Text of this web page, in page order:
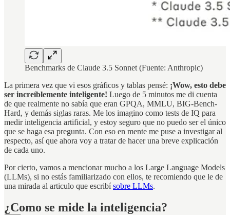
Benchmarks de Claude 3.5 Sonnet (Fuente: Anthropic)
La primera vez que vi esos gráficos y tablas pensé: ¡Wow, esto debe
ser increíblemente inteligente! Luego de 5 minutos me di cuenta
de que realmente no sabía que eran GPQA, MMLU, BIG-Bench-
Hard, y demás siglas raras. Me los imagino como tests de IQ para
medir inteligencia artificial, y estoy seguro que no puedo ser el único
que se haga esa pregunta. Con eso en mente me puse a investigar al
respecto, así que ahora voy a tratar de hacer una breve explicación
de cada uno.
Por cierto, vamos a mencionar mucho a los Large Language Models
(LLMs), si no estás familiarizado con ellos, te recomiendo que le de
una mirada al articulo que escribísobre LLMs.
¿Como se mide la inteligencia?